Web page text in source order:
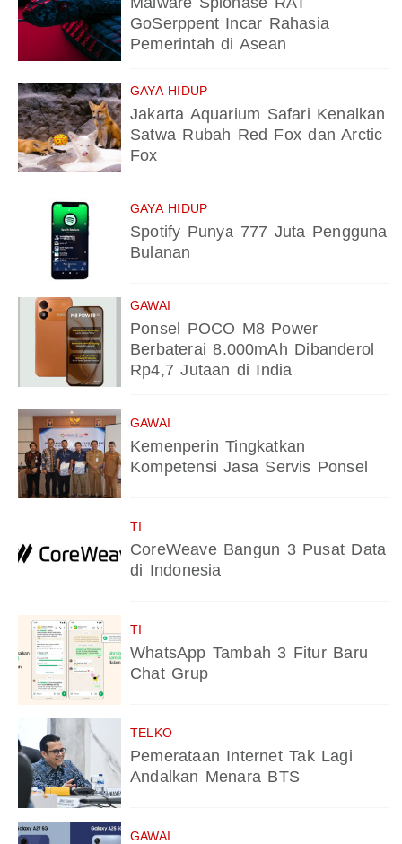
GoSerppent Incar Rahasia
Pemerintah di Asean
GAYA HIDUP
Jakarta Aquarium Safari Kenalkan
Satwa Rubah Red Fox dan Arctic
Fox
GAYA HIDUP
Spotify Punya 777 Juta Pengguna
Bulanan
GAWAI
Ponsel POCO M8 Power
Berbaterai 8.000mAh Dibanderol
Rp4,7 Jutaan di India
GAWAI
Kemenperin Tingkatkan
Kompetensi Jasa Servis Ponsel
TI
CoreWeave Bangun 3 Pusat Data
di Indonesia
TI
WhatsApp Tambah 3 Fitur Baru
Chat Grup
TELKO
Pemerataan Internet Tak Lagi
Andalkan Menara BTS
GAWAI